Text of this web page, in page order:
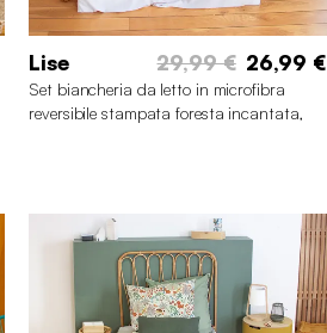
Lise 29,99 € 26,99 €
Set biancheria da letto in microfibra
reversibile stampata foresta incantata,